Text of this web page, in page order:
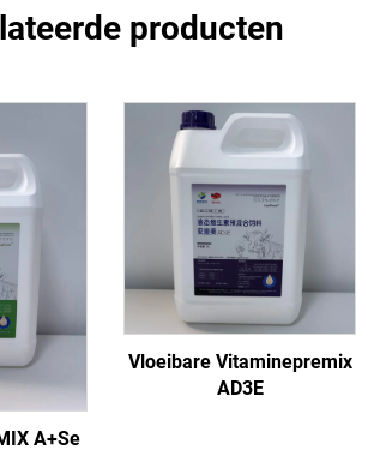
producten
A+Se
Vloeibare Vitaminepremix
AD3E